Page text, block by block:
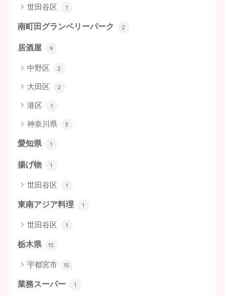
世田谷区 1
南町田グランベリーパーク 2
居酒屋 9
中野区 2
大田区 2
港区 1
神奈川県 3
愛知県 1
揚げ物 1
世田谷区 1
東南アジア料理 1
世田谷区 1
栃木県 15
宇都宮市 15
業務スーパー 1